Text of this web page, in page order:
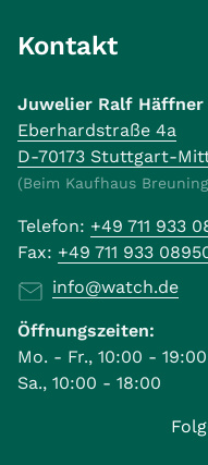
Kontakt
Juwelier Ralf Häffner
Eberhardstraße 4a
D-70173 Stuttgart-
(Beim Kaufhaus
Telefon: +49 711 933
Fax: +49 711 933
info@watch.de
Öffnungszeiten:
Mo. - Fr., 10:00 - 19:00
Sa., 10:00 - 18:00